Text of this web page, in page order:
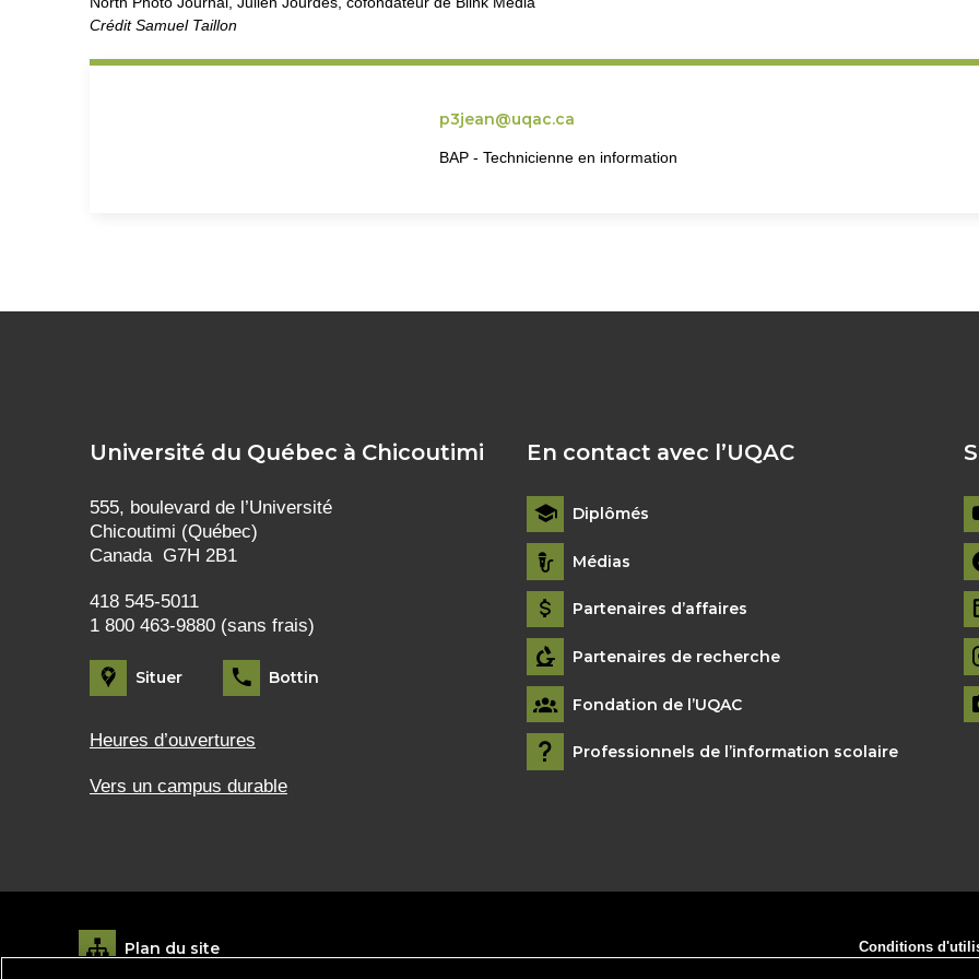
Crédit Samuel Taillon
p3jean@uqac.ca
BAP - Technicienne en information
Université du Québec à Chicoutimi
555, boulevard de l’Université
Chicoutimi (Québec)
Canada G7H 2B1
418 545-5011
1 800 463-9880 (sans frais)
Situer Bottin
Heures d’ouvertures
Vers un campus durable
En contact avec l’UQAC
Diplômés
Médias
Partenaires d’affaires
Partenaires de recherche
Fondation de l’UQAC
Professionnels de l’information scolaire
Plan du site Conditions